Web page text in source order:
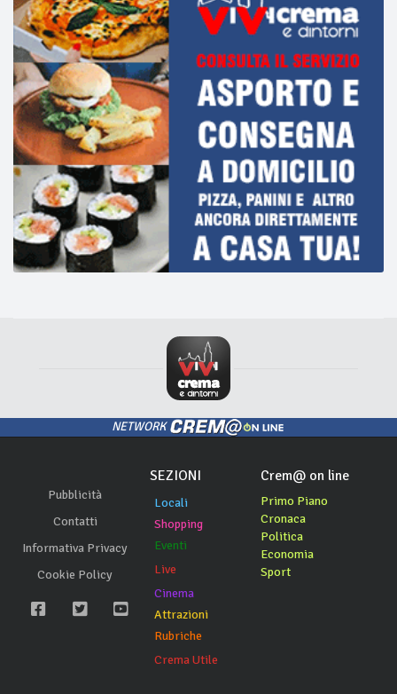
NETWORK
Pubblicità
Contatti
Informativa Privacy
Cookie Policy
SEZIONI
Locali
Shopping
Eventi
Live
Cinema
Attrazioni
Rubriche
Crema Utile
Crem@ on line
Primo Piano
Cronaca
Politica
Economia
Sport